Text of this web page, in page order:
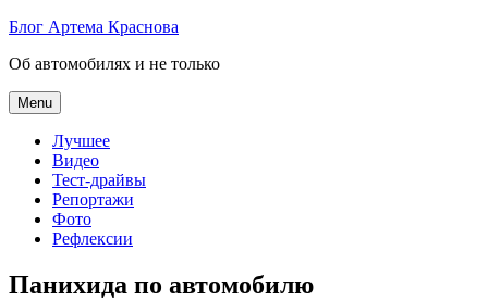
Skip
content
Блог Артема Краснова
Об автомобилях и не только
Menu
Лучшее
Видео
Тест-драйвы
Репортажи
Фото
Рефлексии
Панихида по автомобилю